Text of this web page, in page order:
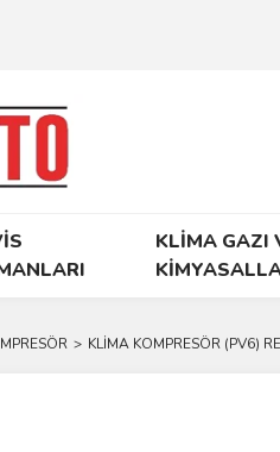
KLİMA GAZI
KLİMA KOMPRESÖR (PV6)